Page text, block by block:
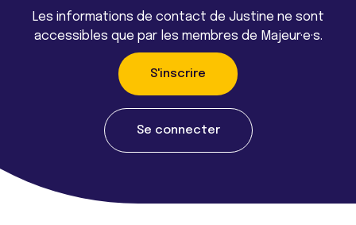
Les informations de contact de Justine ne sont
accessibles que par les membres de Majeur·e·s.
S'inscrire
Se connecter